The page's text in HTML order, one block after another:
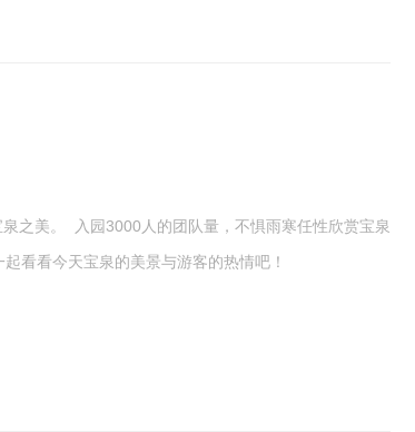
之美。 入园3000人的团队量，不惧雨寒任性欣赏宝泉
看看今天宝泉的美景与游客的热情吧！